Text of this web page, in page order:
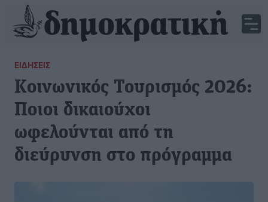
ΕΙΔΉΣΕΙΣ
Κοινωνικός Τουρισμός 2026:
Ποιοι δικαιούχοι
ωφελούνται από τη
διεύρυνση στο πρόγραμμα